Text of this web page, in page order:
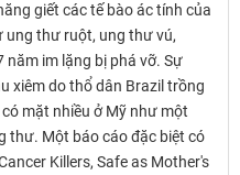
giết các tế bào ác tính của
ung thư ruột, ung thư vú,
năm im lặng bị phá vỡ. Sự
xiêm do thổ dân Brazil trồng
mặt nhiều ở Mỹ như một
thư. Một báo cáo đặc biệt có
Killers, Safe as Mother's